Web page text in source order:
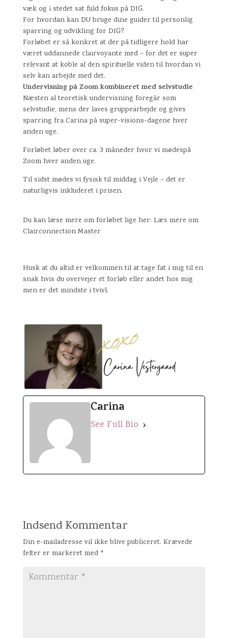
væk og i stedet sat fuld fokus på DIG.
For hvordan kan DU bruge dine guider til personlig
sparring og udvikling for DIG?
Forløbet er så konkret at der på tidligere hold har
været uddannede clairvoyante med – for det er super
relevant at koble al den spirituelle viden til hvordan vi
selv kan arbejde med det.
Undervisning på Zoom kombineret med selvstudie
Næsten al teoretisk undervisning foregår som
selvstudie, mens der laves gruppearbejde og gives
sparring fra Carina på super-visions-dagene hver
anden uge.
Forløbet løber over ca. 3 måneder hvor vi mødespå
Zoom hver anden uge.
Til sidst mødes vi fysisk til middag i Vejle – det er
naturligvis inkluderet i prisen.
Du kan læse mere om forløbet lige her: Læs mere om
Clairconnection Master
Husk at du altid er velkommen til at tage fat i mig til en
snak hvis du overvejer et forløb eller andet hos mig
men er det mindste i tvivl.
Carina
See Full Bio
Indsend Kommentar
Din e-mailadresse vil ikke blive publiceret. Krævede
felter er markeret med *